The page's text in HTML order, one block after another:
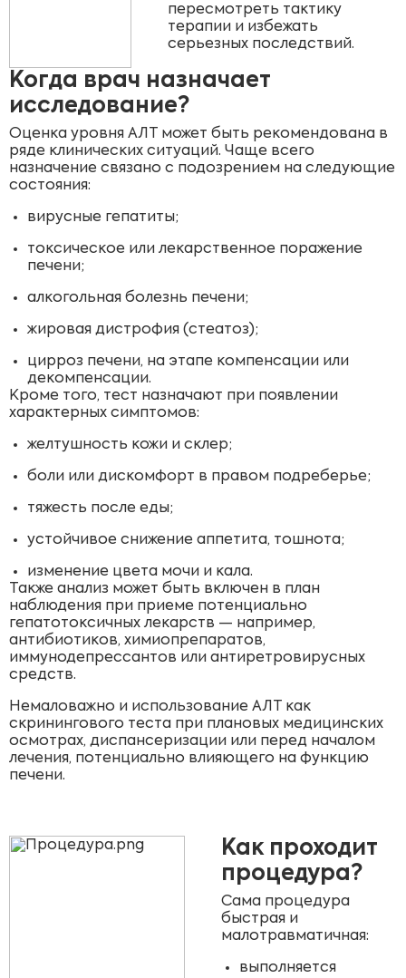
пересмотреть тактику
терапии и избежать
серьезных последствий.
Когда врач назначает
исследование?
Оценка уровня АЛТ может быть рекомендована в
ряде клинических ситуаций. Чаще всего
назначение связано с подозрением на следующие
состояния:
вирусные гепатиты;
токсическое или лекарственное поражение
печени;
алкогольная болезнь печени;
жировая дистрофия (стеатоз);
цирроз печени, на этапе компенсации или
декомпенсации.
Кроме того, тест назначают при появлении
характерных симптомов:
желтушность кожи и склер;
боли или дискомфорт в правом подреберье;
тяжесть после еды;
устойчивое снижение аппетита, тошнота;
изменение цвета мочи и кала.
Также анализ может быть включен в план
наблюдения при приеме потенциально
гепатотоксичных лекарств — например,
антибиотиков, химиопрепаратов,
иммунодепрессантов или антиретровирусных
средств.
Немаловажно и использование АЛТ как
скринингового теста при плановых медицинских
осмотрах, диспансеризации или перед началом
лечения, потенциально влияющего на функцию
печени.
Как проходит
процедура?
Сама процедура
быстрая и
малотравматичная:
выполняется